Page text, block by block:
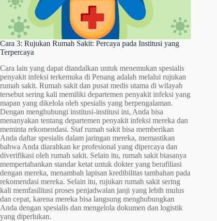
Cara 3: Rujukan Rumah Sakit: Percaya pada Institusi yang
Terpercaya
Cara lain yang dapat diandalkan untuk menemukan spesialis
penyakit infeksi terkemuka di Penang adalah melalui rujukan
rumah sakit. Rumah sakit dan pusat medis utama di wilayah
tersebut sering kali memiliki departemen penyakit infeksi yang
mapan yang dikelola oleh spesialis yang berpengalaman.
Dengan menghubungi institusi-institusi ini, Anda bisa
menanyakan tentang departemen penyakit infeksi mereka dan
meminta rekomendasi. Staf rumah sakit bisa memberikan
Anda daftar spesialis dalam jaringan mereka, memastikan
bahwa Anda diarahkan ke profesional yang dipercaya dan
diverifikasi oleh rumah sakit. Selain itu, rumah sakit biasanya
mempertahankan standar ketat untuk dokter yang berafiliasi
dengan mereka, menambah lapisan kredibilitas tambahan pada
rekomendasi mereka. Selain itu, rujukan rumah sakit sering
kali memfasilitasi proses penjadwalan janji yang lebih mulus
dan cepat, karena mereka bisa langsung menghubungkan
Anda dengan spesialis dan mengelola dokumen dan logistik
yang diperlukan.